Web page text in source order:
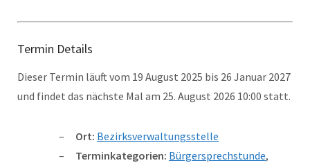
Termin Details
Dieser Termin läuft vom 19 August 2025 bis 26 Januar 2027
und findet das nächste Mal am 25. August 2026 10:00 statt.
Ort: Bezirksverwaltungsstelle
Terminkategorien: Bürgersprechstunde,